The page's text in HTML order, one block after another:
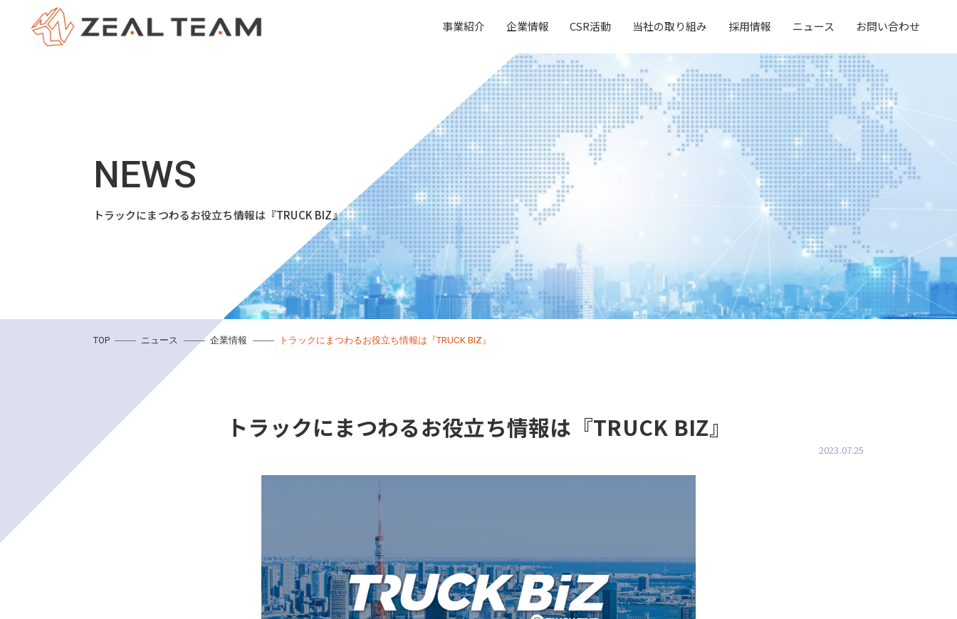
事業紹介 企業情報 CSR活動 当社の取り組み 採用情報 ニュース お問い合わせ
トラックにまつわるお役立ち情報は『TRUCK BIZ』
TOP ニュース 企業情報 トラックにまつわるお役立ち情報は『TRUCK BIZ』
トラックにまつわるお役立ち情報は『TRUCK BIZ』
2023.07.25